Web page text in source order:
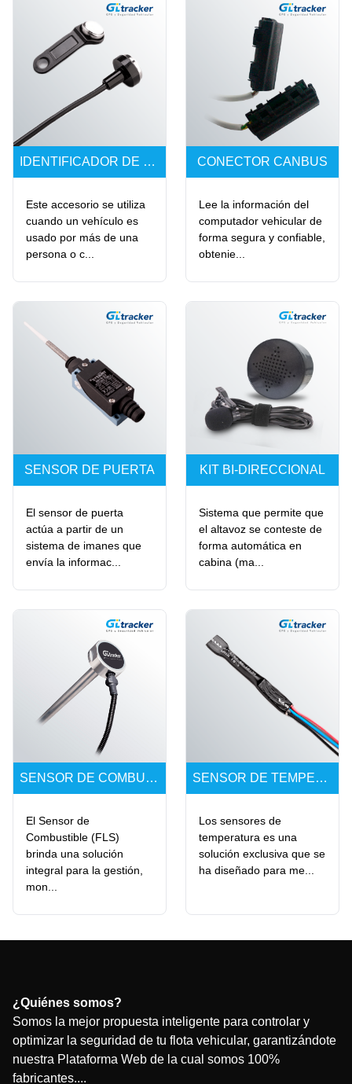
IDENTIFICADOR DE CONDUCTOR
Este accesorio se utiliza
cuando un vehículo es
usado por más de una
persona o c...
CONECTOR CANBUS
Lee la información del
computador vehicular de
forma segura y confiable,
obtenie...
SENSOR DE PUERTA
El sensor de puerta
actúa a partir de un
sistema de imanes que
envía la informac...
KIT BI-DIRECCIONAL
Sistema que permite que
el altavoz se conteste de
forma automática en
cabina (ma...
SENSOR DE COMBUSTIBLE PRO (FLS)
El Sensor de
Combustible (FLS)
brinda una solución
integral para la gestión,
mon...
SENSOR DE TEMPERATURA
Los sensores de
temperatura es una
solución exclusiva que se
ha diseñado para me...
¿Quiénes somos?
Somos la mejor propuesta inteligente para controlar y
optimizar la seguridad de tu flota vehicular, garantizándote
nuestra Plataforma Web de la cual somos 100%
fabricantes....